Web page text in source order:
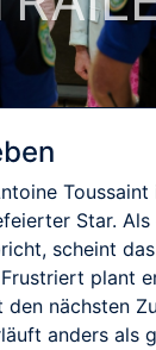
Toussaint
Star.
scheint
plant
nächsten
anders als